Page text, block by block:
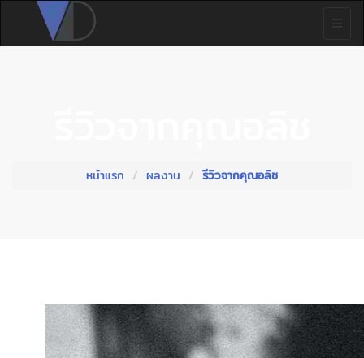
หน้าแรก ผลงาน รีวิวจากคุณอลิช